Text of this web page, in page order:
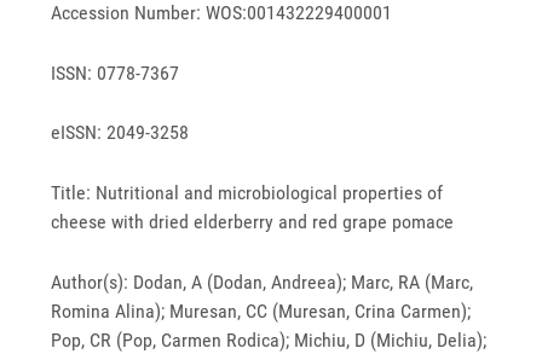
Accession Number: WOS:001432229400001
ISSN: 0778-7367
eISSN: 2049-3258
Title: Nutritional and microbiological properties of
cheese with dried elderberry and red grape pomace
Author(s): Dodan, A (Dodan, Andreea); Marc, RA (Marc,
Romina Alina); Muresan, CC (Muresan, Crina Carmen);
Pop, CR (Pop, Carmen Rodica); Michiu, D (Michiu, Delia);